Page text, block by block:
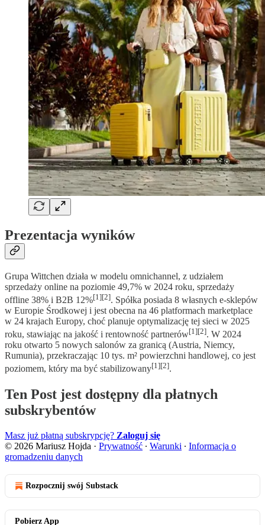
Prezentacja wyników
Grupa Wittchen działa w modelu omnichannel, z udziałem
sprzedaży online na poziomie 49,7% w 2024 roku, sprzedaży
offline 38% i B2B 12%[1][2]. Spółka posiada 8 własnych e-sklepów
w Europie Środkowej i jest obecna na 46 platformach marketplace
w 24 krajach Europy, choć planuje optymalizację tej sieci w 2025
roku, stawiając na jakość i rentowność partnerów[1][2]. W 2024
roku otwarto 5 nowych salonów za granicą (Austria, Niemcy,
Rumunia), przekraczając 10 tys. m² powierzchni handlowej, co jest
poziomem, który ma być stabilizowany[1][2].
Ten Post jest dostępny dla płatnych
subskrybentów
Masz już płatną subskrypcję? Zaloguj się
© 2026 Mariusz Hojda · Prywatność ∙ Warunki ∙ Informacja o
gromadzeniu danych
Rozpocznij swój Substack
Pobierz App